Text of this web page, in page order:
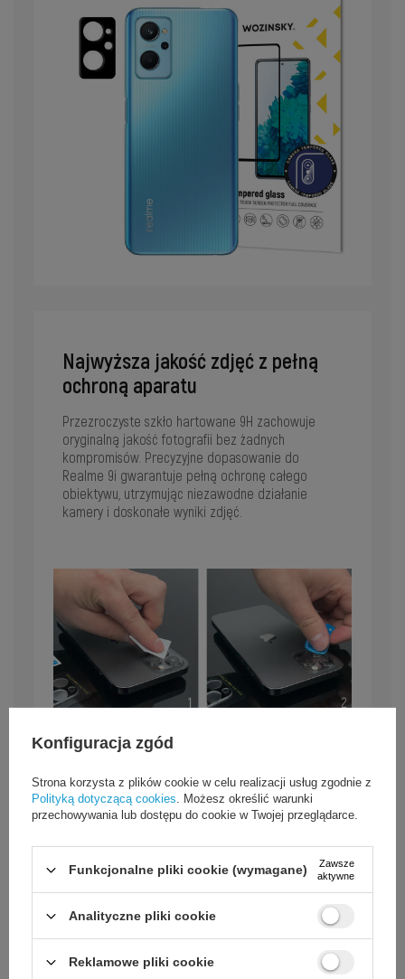
Najwyższa jakość zdjęć z pełną
ochroną aparatu
Przezroczyste szkło hartowane 9H zachowuje
oryginalną jakość fotografii bez żadnych
kompromisów. Precyzyjne dopasowanie do
Realme 9i gwarantuje pełną ochronę całego
obiektywu, utrzymując niezawodne działanie
kamery i doskonałe wyniki zdjęć.
Zastosowania ochrony aparatu
Konfiguracja zgód
Strona korzysta z plików cookie w celu realizacji usług zgodnie z
Polityką dotyczącą cookies . Możesz określić warunki
przechowywania lub dostępu do cookie w Twojej przeglądarce.
Funkcjonalne pliki cookie (wymagane)
Zawsze
aktywne
Analityczne pliki cookie
Reklamowe pliki cookie